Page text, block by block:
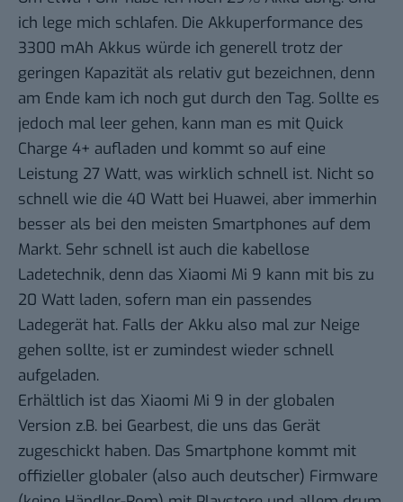
ich lege mich schlafen. Die Akkuperformance des
3300 mAh Akkus würde ich generell trotz der
geringen Kapazität als relativ gut bezeichnen, denn
am Ende kam ich noch gut durch den Tag. Sollte es
jedoch mal leer gehen, kann man es mit Quick
Charge 4+ aufladen und kommt so auf eine
Leistung 27 Watt, was wirklich schnell ist. Nicht so
schnell wie die 40 Watt bei Huawei, aber immerhin
besser als bei den meisten Smartphones auf dem
Markt. Sehr schnell ist auch die kabellose
Ladetechnik, denn das Xiaomi Mi 9 kann mit bis zu
20 Watt laden, sofern man ein passendes
Ladegerät hat. Falls der Akku also mal zur Neige
gehen sollte, ist er zumindest wieder schnell
aufgeladen.
Erhältlich ist das Xiaomi Mi 9 in der globalen
Version z.B. bei Gearbest, die uns das Gerät
zugeschickt haben. Das Smartphone kommt mit
offizieller globaler (also auch deutscher) Firmware